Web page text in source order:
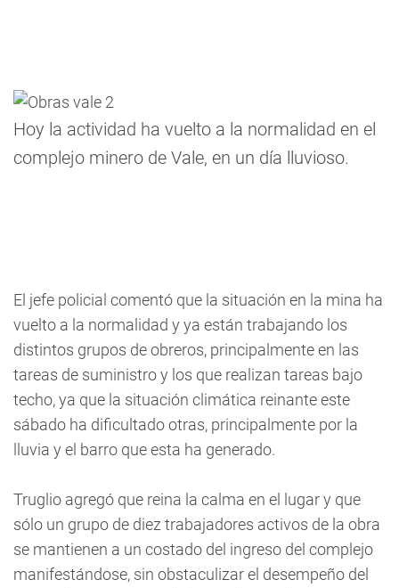
Hoy la actividad ha vuelto a la normalidad en el
complejo minero de Vale, en un día lluvioso.
El jefe policial comentó que la situación en la mina ha
vuelto a la normalidad y ya están trabajando los
distintos grupos de obreros, principalmente en las
tareas de suministro y los que realizan tareas bajo
techo, ya que la situación climática reinante este
sábado ha dificultado otras, principalmente por la
lluvia y el barro que esta ha generado.
Truglio agregó que reina la calma en el lugar y que
sólo un grupo de diez trabajadores activos de la obra
se mantienen a un costado del ingreso del complejo
manifestándose, sin obstaculizar el desempeño del